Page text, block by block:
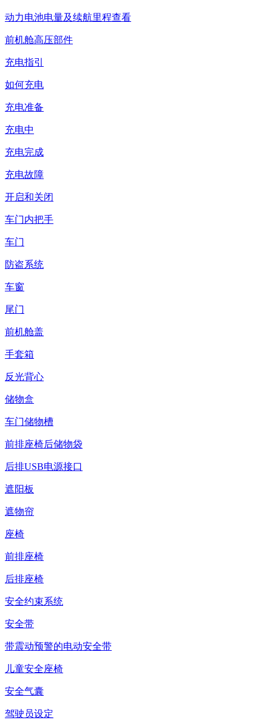
动力电池电量及续航里程查看
前机舱高压部件
充电指引
如何充电
充电准备
充电中
充电完成
充电故障
开启和关闭
车门内把手
车门
防盗系统
车窗
尾门
前机舱盖
手套箱
反光背心
储物盒
车门储物槽
前排座椅后储物袋
后排USB电源接口
遮阳板
遮物帘
座椅
前排座椅
后排座椅
安全约束系统
安全带
带震动预警的电动安全带
儿童安全座椅
安全气囊
驾驶员设定